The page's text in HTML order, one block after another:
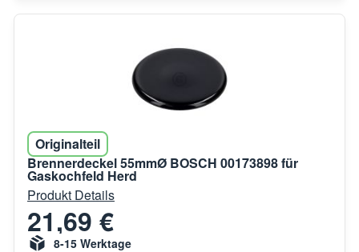
Originalteil
Brennerdeckel 55mmØ BOSCH 00173898 für
Gaskochfeld Herd
Produkt Details
21,69 €
8-15 Werktage